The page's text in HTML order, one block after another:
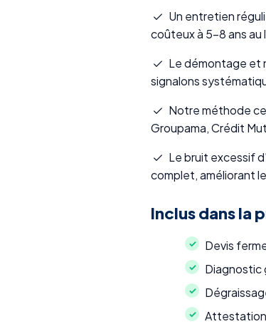
Un entretien
coûteux à 5-8 ans au
Le démontage et
signalons
Notre méthode
Groupama, Crédit
Le bruit excessif
complet, améliorant
Inclus dans la
Devis
Diagnostic
Attestation